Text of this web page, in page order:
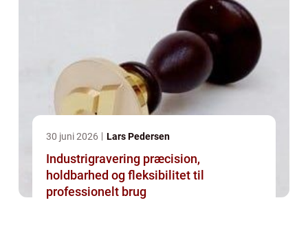
30 juni 2026 Lars Pedersen
Industrigravering præcision,
holdbarhed og fleksibilitet til
professionelt brug